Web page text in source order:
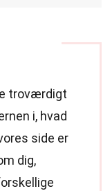
troværdigt
i, hvad
side er
dig,